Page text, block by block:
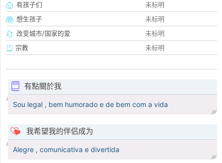
有孩子们
未标明
想生孩子
未标明
改变城市/国家的爱
未标明
宗教
未标明
有點關於我
Sou legal , bem humorado e de bem com a vida
我希望我的伴侣成为
Alegre , comunicativa e divertida